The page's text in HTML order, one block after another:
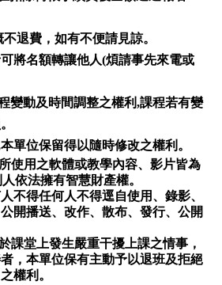
退費，如有不便請見諒。
將名額轉讓他人(煩請事先來電或
變動及時間調整之權利,課程若有變
單位保留得以隨時修改之權利。
使用之軟體或教學內容、影片皆為
依法擁有智慧財產權。
不得任何人不得逕自使用、錄影、
開播送、改作、散布、發行、公開
課堂上發生嚴重干擾上課之情事，
，本單位保有主動予以退班及拒絕
權利。